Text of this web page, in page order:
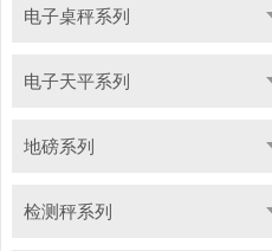
电子桌秤系列
电子天平系列
地磅系列
检测秤系列